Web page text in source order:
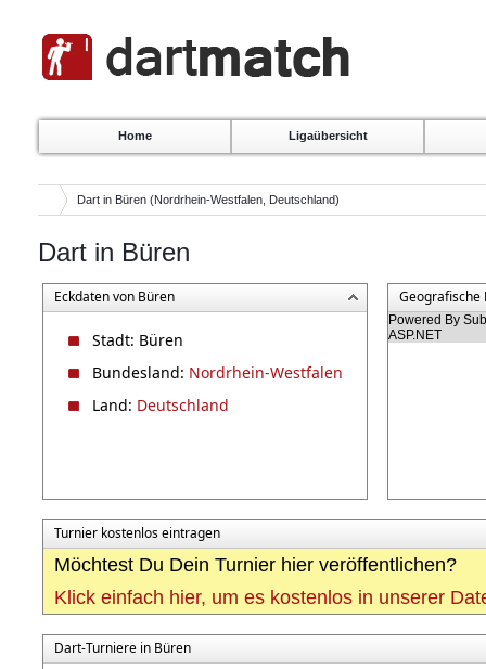
Home Ligaübersicht
Dart in Büren (Nordrhein-Westfalen, Deutschland)
Dart in Büren
Eckdaten von Büren
Stadt: Büren
Bundesland: Nordrhein-Westfalen
Land: Deutschland
Geografische
Powered By
ASP.NET
Turnier kostenlos eintragen
Möchtest Du Dein Turnier hier veröffentlichen?
Klick einfach hier, um es kostenlos in unserer
Dart-Turniere in Büren